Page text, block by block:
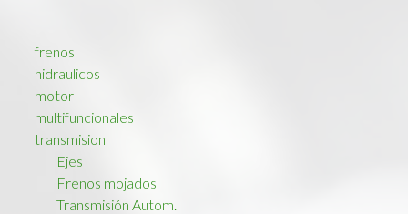
frenos
hidraulicos
motor
multifuncionales
transmision
Ejes
Frenos mojados
Transmisión Autom.